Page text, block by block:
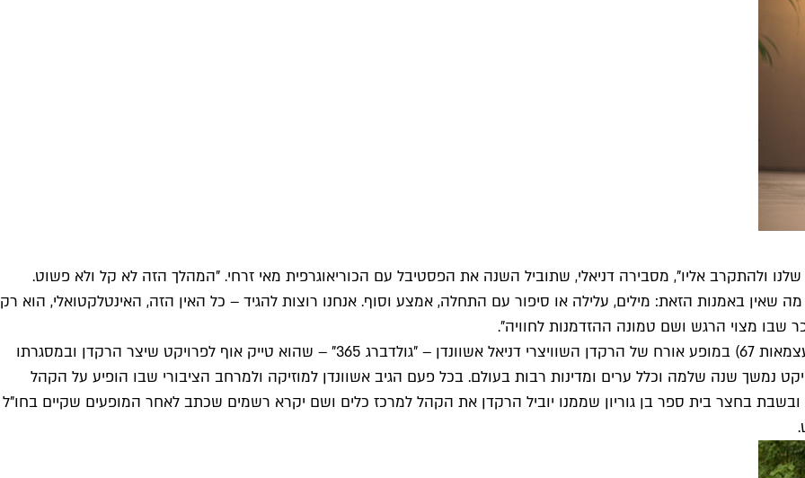
שלנו ולהתקרב אליו", מסבירה דניאלי, שתוביל השנה את הפסטיבל עם הכוריאוגרפית מאי זרחי. "המהלך הזה לא קל ולא פשוט.
באמנות הזאת: מילים, עלילה או סיפור עם התחלה, אמצע וסוף. אנחנו רוצות להגיד – כל האין הזה, האינטלקטואלי, הוא רק
שבו מצוי הרגש ושם טמונה ההזדמנות לחוויה".
הפסטיבל יתחיל בחמישי (15.3) בכיכר המצבה בבת ים (שדרות העצמאות 67) במופע אורח של הרקדן השוויצרי דניאל אשוונדן – "גולדברג 365" – שהוא טייק אוף לפרויקט שיצר הרקדן ובמסגרתו
נמשך שנה שלמה וכלל ערים ומדינות רבות בעולם. בכל פעם הגיב אשוונדן למוזיקה ולמרחב הציבורי שבו הופיע על הקהל
יעלה גם בשישי (16.3) באותה הכתובת ובשבת בחצר בית ספר בן גוריון שממנו יוביל הרקדן את הקהל למרכז כלים ושם יקרא רשמים שכתב לאחר המופעים שקיים בחו"ל